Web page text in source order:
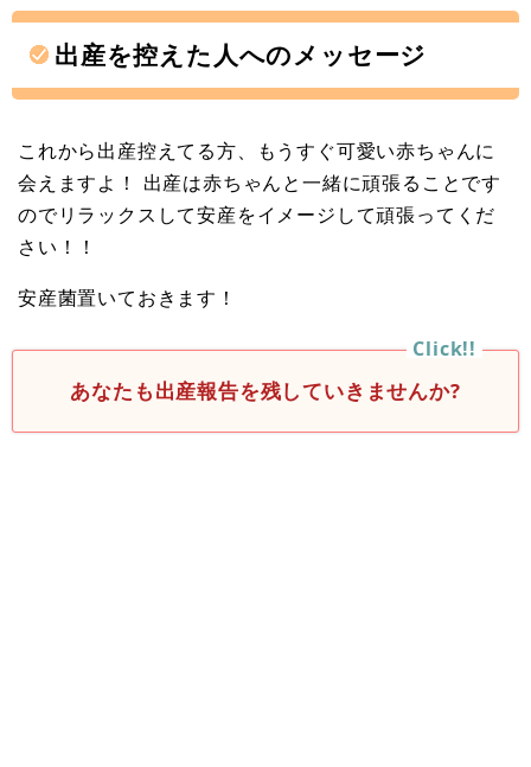
出産を控えた人へのメッセージ
これから出産控えてる方、もうすぐ可愛い赤ちゃんに
会えますよ！ 出産は赤ちゃんと一緒に頑張ることです
のでリラックスして安産をイメージして頑張ってくだ
さい！！
安産菌置いておきます！
あなたも出産報告を残していきませんか?